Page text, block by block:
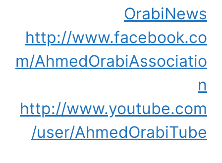
OrabiNews
http://www.facebook.co
m/AhmedOrabiAssociatio
n
http://www.youtube.com
/user/AhmedOrabiTube